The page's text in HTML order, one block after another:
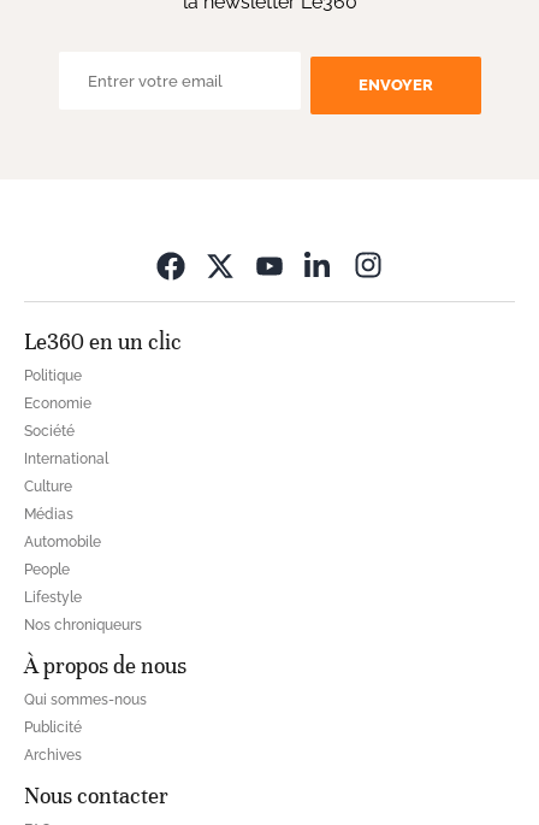
ENVOYER
Le360 en un clic
Politique
Economie
Société
International
Culture
Médias
Automobile
People
Lifestyle
Nos chroniqueurs
À propos de nous
Qui sommes-nous
Publicité
Archives
Nous contacter